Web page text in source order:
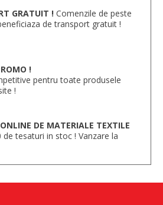
GRATUIT ! Comenzile de peste
de transport gratuit !
!
pentru toate produsele
!
DE MATERIALE TEXTILE
de tesaturi in stoc ! Vanzare la